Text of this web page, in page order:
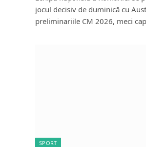
jocul decisiv de duminică cu
preliminariile CM 2026, meci
SPORT